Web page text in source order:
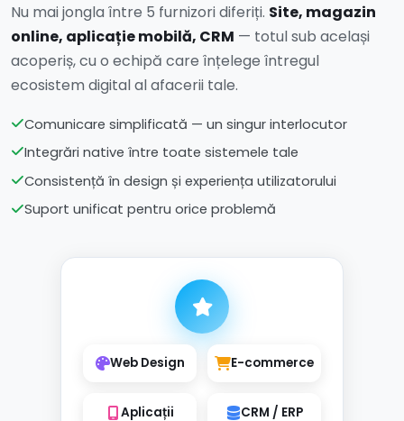
Nu mai jongla între 5 furnizori diferiți. Site, magazin
online, aplicație mobilă, CRM — totul sub același
acoperiș, cu o echipă care înțelege întregul
ecosistem digital al afacerii tale.
Comunicare simplificată — un singur interlocutor
Integrări native între toate sistemele tale
Consistență în design și experiența utilizatorului
Suport unificat pentru orice problemă
Web Design E-commerce
Aplicații CRM / ERP